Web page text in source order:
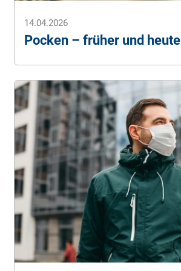
14.04.2026
Pocken – früher und heute